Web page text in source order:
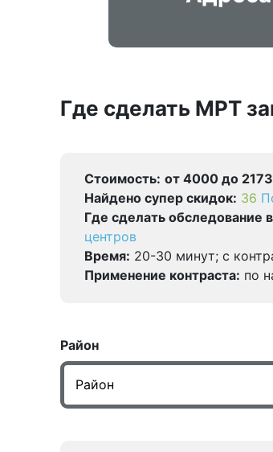
Где сделать МРТ
Стоимость: от 4000 до
Найдено cупер скидок: 36
Где сделать обследование
центров
Время: 20-30 минут; с
Применение контраста: по
Район